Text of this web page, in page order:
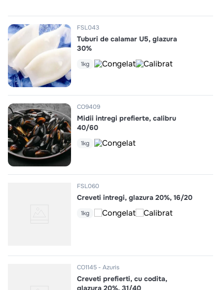
FSL043
Tuburi de calamar U5, glazura
30%
1kg
CO9409
Midii intregi prefierte, calibru
40/60
1kg
FSL060
Creveti intregi, glazura 20%, 16/20
1kg
CO1145 Azuris
Creveti prefierti, cu codita,
glazura 20%, 31/40